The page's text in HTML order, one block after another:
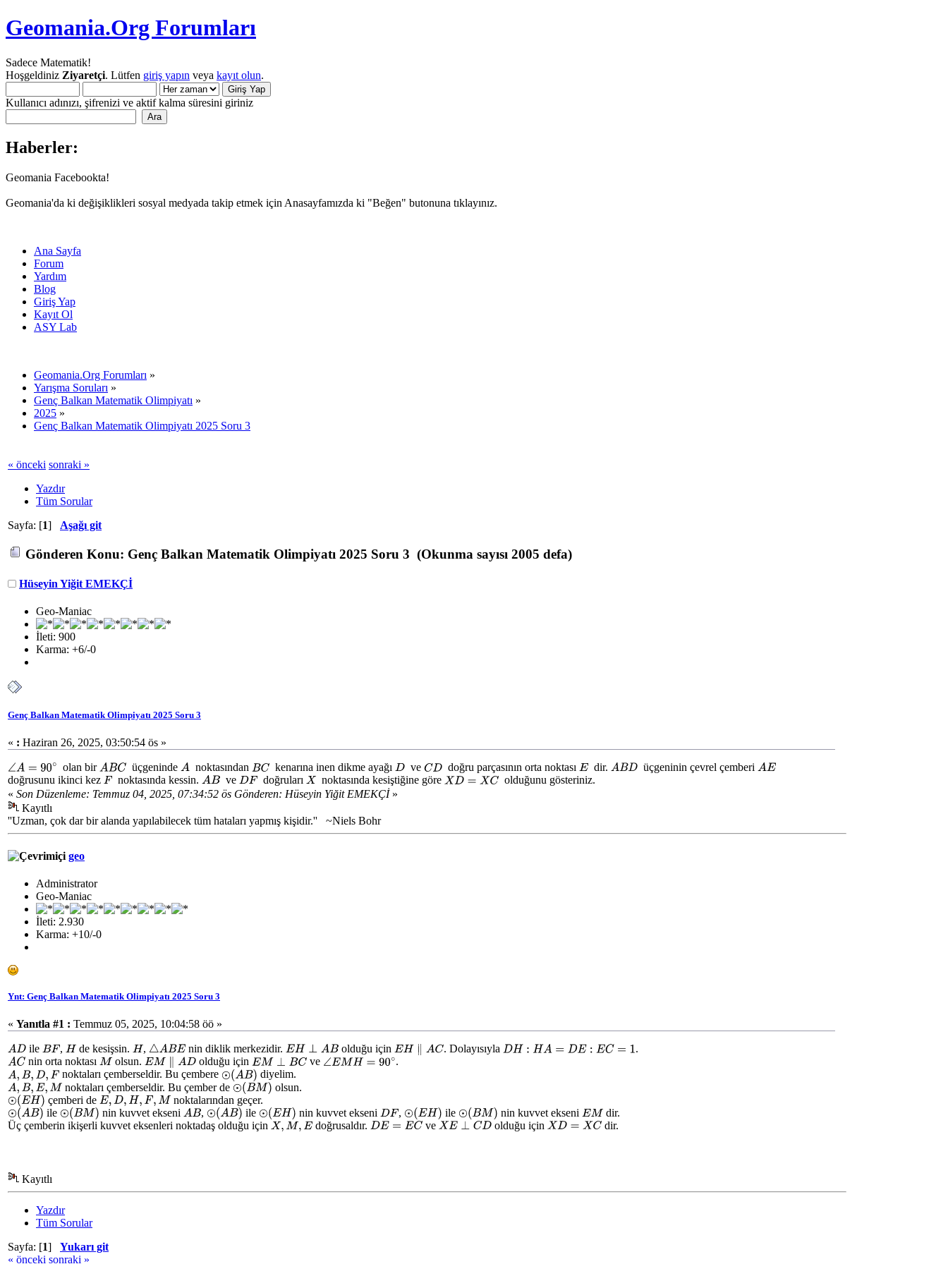
Geomania.Org Forumları
Sadece Matematik!
Hoşgeldiniz Ziyaretçi. Lütfen giriş yapın veya kayıt olun.
Kullanıcı adınızı, şifrenizi ve aktif kalma süresini giriniz
Haberler:
Geomania Facebookta!
Geomania'da ki değişiklikleri sosyal medyada takip etmek için Anasayfamızda ki "Beğen" butonuna tıklayınız.
Ana Sayfa
Forum
Yardım
Blog
Giriş Yap
Kayıt Ol
ASY Lab
Geomania.Org Forumları »
Yarışma Soruları »
Genç Balkan Matematik Olimpiyatı »
2025 »
Genç Balkan Matematik Olimpiyatı 2025 Soru 3
« önceki sonraki »
Yazdır
Tüm Sorular
Sayfa: [1] Aşağı git
Gönderen Konu: Genç Balkan Matematik Olimpiyatı 2025 Soru 3 (Okunma sayısı 2005 defa)
Hüseyin Yiğit EMEKÇİ
Geo-Maniac
İleti: 900
Karma: +6/-0
Genç Balkan Matematik Olimpiyatı 2025 Soru 3
« : Haziran 26, 2025, 03:50:54 ös »
∠A =90∘ olan bir ABC üçgeninde A noktasından BCkenarına inen dikme ayağı Dve CDdoğru parçasının orta noktası Edir. ABD üçgeninin çevrel çemberi AE
doğrusunu ikinci kez F noktasında kessin. ABve DF doğruları Xnoktasında kesiştiğine göre XD= XC
olduğunu gösteriniz.
« Son Düzenleme: Temmuz 04, 2025, 07:34:52 ös Gönderen: Hüseyin Yiğit EMEKÇİ»
Kayıtlı
''Uzman, çok dar bir alanda yapılabilecek tüm hataları yapmış kişidir.'' ~Niels Bohr
geo
Administrator
Geo-Maniac
İleti: 2.930
Karma: +10/-0
Ynt: Genç Balkan Matematik Olimpiyatı 2025 Soru 3
« Yanıtla #1 : Temmuz 05, 2025, 10:04:58 öö »
AD ile BF , H de kesişsin. H, △ABE nin diklik merkezidir. EH⊥A B olduğu için EH∥ A C . Dolayısıyla DH:H A=D E: EC=1
.
AC nin orta noktası M olsun. EM∥ D olduğu için EM⊥B C ve ∠EMH= 90 ∘
.
A, B,D,F noktaları çemberseldir. Bu çembere ⊙(AB) diyelim.
A, B,E,M noktaları çemberseldir. Bu çember de ⊙(BM)
olsun.
⊙(EH) çemberi de E,D,H,F,M
noktalarından geçer.
⊙(AB) ile ⊙(BM) nin kuvvet ekseni AB, ⊙(AB) ile ⊙(EH) nin kuvvet ekseni DF , ⊙(EH) ile ⊙(BM) nin kuvvet ekseni EM dir.
Üç çemberin ikişerli kuvvet eksenleri noktadaş olduğu için X,M,E doğrusaldır. DE= EC ve XE⊥C D olduğu için XD=X C dir.
Kayıtlı
Yazdır
Tüm Sorular
Sayfa: [1] Yukarı git
« önceki sonraki »